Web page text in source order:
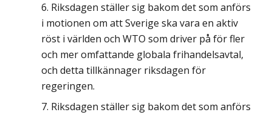
Riksdagen ställer sig bakom det som anförs
i motionen om att Sverige ska vara en aktiv
röst i världen och WTO som driver på för fler
och mer omfattande globala frihandelsavtal,
och detta tillkännager riksdagen för
regeringen.
Riksdagen ställer sig bakom det som anförs